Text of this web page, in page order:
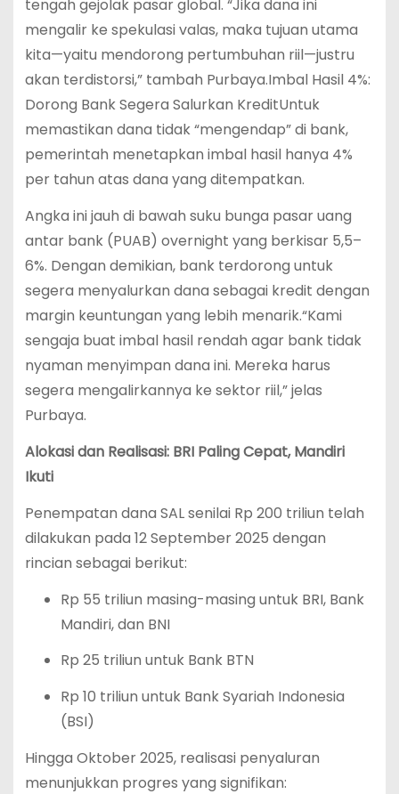
tengah gejolak pasar global. “Jika dana ini
mengalir ke spekulasi valas, maka tujuan utama
kita—yaitu mendorong pertumbuhan riil—justru
akan terdistorsi,” tambah Purbaya.Imbal Hasil 4%:
Dorong Bank Segera Salurkan KreditUntuk
memastikan dana tidak “mengendap” di bank,
pemerintah menetapkan imbal hasil hanya 4%
per tahun atas dana yang ditempatkan.
Angka ini jauh di bawah suku bunga pasar uang
antar bank (PUAB) overnight yang berkisar 5,5–
6%. Dengan demikian, bank terdorong untuk
segera menyalurkan dana sebagai kredit dengan
margin keuntungan yang lebih menarik.“Kami
sengaja buat imbal hasil rendah agar bank tidak
nyaman menyimpan dana ini. Mereka harus
segera mengalirkannya ke sektor riil,” jelas
Purbaya.
Alokasi dan Realisasi: BRI Paling Cepat, Mandiri
Ikuti
Penempatan dana SAL senilai Rp 200 triliun telah
dilakukan pada 12 September 2025 dengan
rincian sebagai berikut:
Rp 55 triliun masing-masing untuk BRI, Bank
Mandiri, dan BNI
Rp 25 triliun untuk Bank BTN
Rp 10 triliun untuk Bank Syariah Indonesia
(BSI)
Hingga Oktober 2025, realisasi penyaluran
menunjukkan progres yang signifikan: